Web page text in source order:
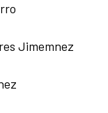
Jimemnez